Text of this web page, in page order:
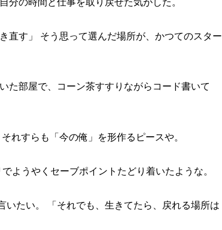
直す」 そう思って選んだ場所が、かつてのスター
た部屋で、コーン茶すすりながらコード書いて
れすらも「今の俺」を形作るピースや。
ようやくセーブポイントたどり着いたような。
いたい。 「それでも、生きてたら、戻れる場所は